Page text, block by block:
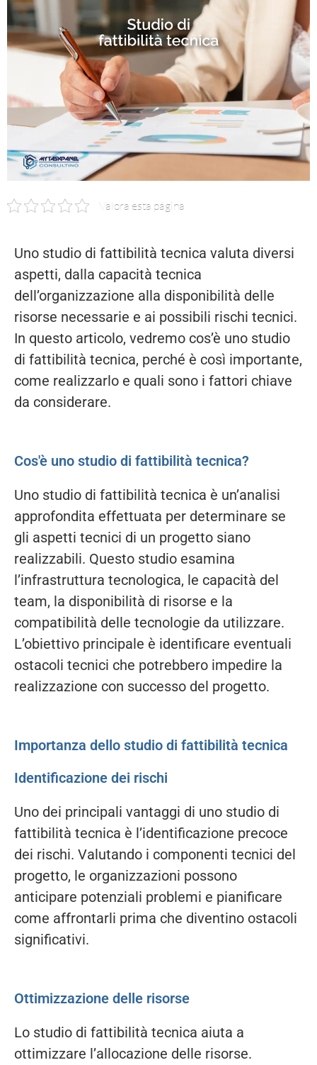
Valora esta página
Uno studio di fattibilità tecnica valuta diversi
aspetti, dalla capacità tecnica
dell’organizzazione alla disponibilità delle
risorse necessarie e ai possibili rischi tecnici.
In questo articolo, vedremo cos’è uno studio
di fattibilità tecnica, perché è così importante,
come realizzarlo e quali sono i fattori chiave
da considerare.
Cos'è uno studio di fattibilità tecnica?
Uno studio di fattibilità tecnica è un’analisi
approfondita effettuata per determinare se
gli aspetti tecnici di un progetto siano
realizzabili. Questo studio esamina
l’infrastruttura tecnologica, le capacità del
team, la disponibilità di risorse e la
compatibilità delle tecnologie da utilizzare.
L’obiettivo principale è identificare eventuali
ostacoli tecnici che potrebbero impedire la
realizzazione con successo del progetto.
Importanza dello studio di fattibilità tecnica
Identificazione dei rischi
Uno dei principali vantaggi di uno studio di
fattibilità tecnica è l’identificazione precoce
dei rischi. Valutando i componenti tecnici del
progetto, le organizzazioni possono
anticipare potenziali problemi e pianificare
come affrontarli prima che diventino ostacoli
significativi.
Ottimizzazione delle risorse
Lo studio di fattibilità tecnica aiuta a
ottimizzare l’allocazione delle risorse.